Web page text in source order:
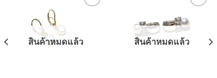
Wishlist
สินค้าหมดแล้ว
Add to
Wishlist
สินค้าหมดแล้ว